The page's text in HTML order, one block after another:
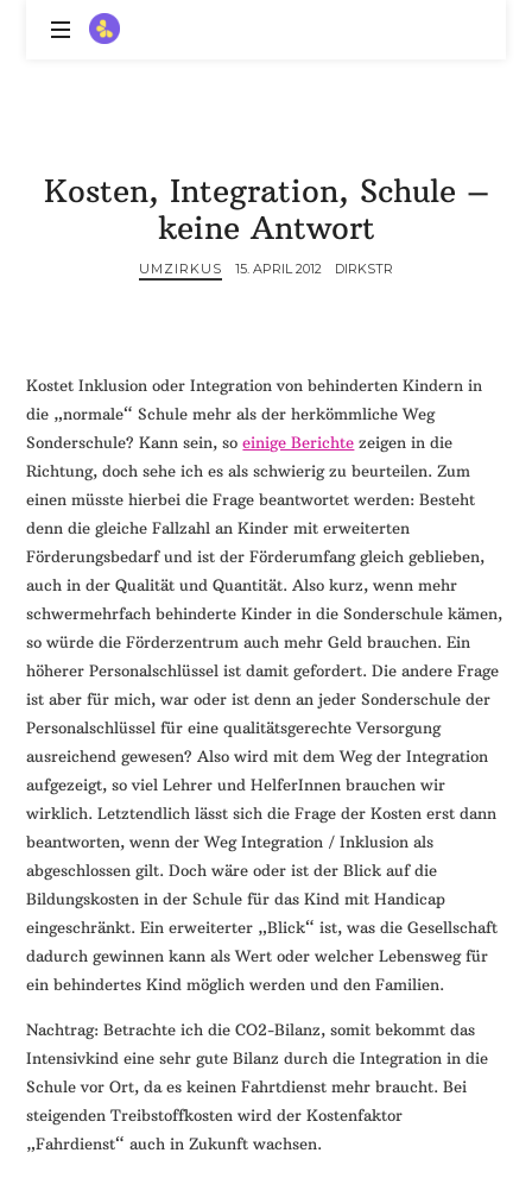
ZitronenBitter
mit
Lebenslimitierung
dein
Mut
und
ein
Lächeln
//
Kosten, Integration, Schule –
keine Antwort
UMZIRKUS 15. APRIL 2012 DIRKSTR
Kostet Inklusion oder Integration von behinderten Kindern in
die „normale“ Schule mehr als der herkömmliche Weg
Sonderschule? Kann sein, soeinige Berichte zeigen in die
Richtung, doch sehe ich es als schwierig zu beurteilen. Zum
einen müsste hierbei die Frage beantwortet werden: Besteht
denn die gleiche Fallzahl an Kinder mit erweiterten
Förderungsbedarf und ist der Förderumfang gleich geblieben,
auch in der Qualität und Quantität. Also kurz, wenn mehr
schwermehrfach behinderte Kinder in die Sonderschule kämen,
so würde die Förderzentrum auch mehr Geld brauchen. Ein
höherer Personalschlüssel ist damit gefordert. Die andere Frage
ist aber für mich, war oder ist denn an jeder Sonderschule der
Personalschlüssel für eine qualitätsgerechte Versorgung
ausreichend gewesen? Also wird mit dem Weg der Integration
aufgezeigt, so viel Lehrer und HelferInnen brauchen wir
wirklich. Letztendlich lässt sich die Frage der Kosten erst dann
beantworten, wenn der Weg Integration / Inklusion als
abgeschlossen gilt. Doch wäre oder ist der Blick auf die
Bildungskosten in der Schule für das Kind mit Handicap
eingeschränkt. Ein erweiterter „Blick“ ist, was die Gesellschaft
dadurch gewinnen kann als Wert oder welcher Lebensweg für
ein behindertes Kind möglich werden und den Familien.
Nachtrag: Betrachte ich die CO2-Bilanz, somit bekommt das
Intensivkind eine sehr gute Bilanz durch die Integration in die
Schule vor Ort, da es keinen Fahrtdienst mehr braucht. Bei
steigenden Treibstoffkosten wird der Kostenfaktor
„Fahrdienst“ auch in Zukunft wachsen.